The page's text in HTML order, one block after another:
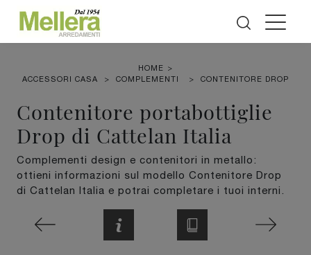
HOME >
ACCESSORI CASA
> COMPLEMENTI > CONTENITORE DROP
Contenitore portabottiglie
Drop di Cattelan Italia
Complementi design e contenitori in metallo:
ottieni informazioni sul modello Contenitore Drop
di Cattelan Italia e potrai completare i tuoi interni.